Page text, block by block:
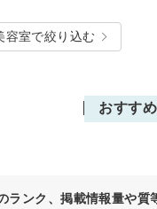
容室で絞り込む
おすす
ランク、掲載情報量や質